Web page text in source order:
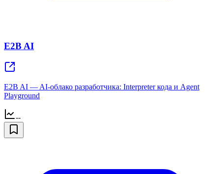
E2B AI
E2B AI — AI-облако разработчика: Interpreter кода и Agent
Playground
--